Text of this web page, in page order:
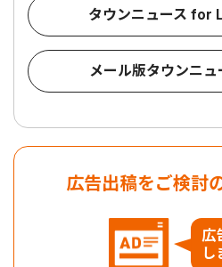
タウンニュース for
メール版タウンニュ
広告出稿をご検討
広
し